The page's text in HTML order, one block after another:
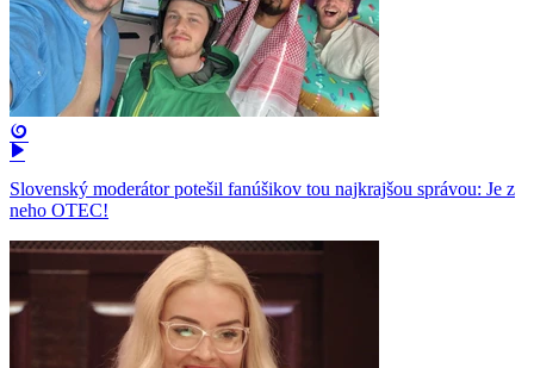
Slovenský moderátor potešil fanúšikov tou najkrajšou správou: Je z
neho OTEC!